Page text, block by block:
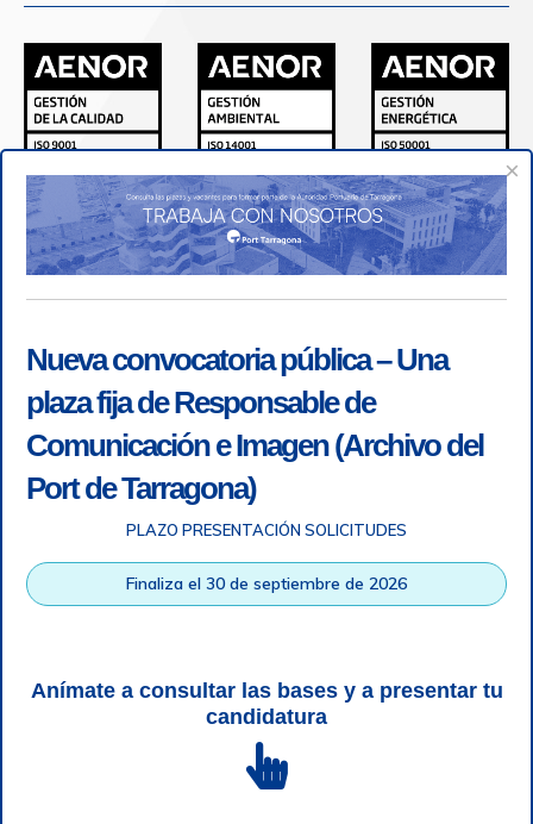
grabación telefónica
| SGSI |
Login
Autoridad Portuaria de Tarragona © Todos los derechos
×
Nueva convocatoria pública – Una
plaza fija de Responsable de
Comunicación e Imagen (Archivo del
Port de Tarragona)
PLAZO PRESENTACIÓN SOLICITUDES
Finaliza el 30 de septiembre de 2026
Anímate a consultar las bases y a presentar tu
candidatura